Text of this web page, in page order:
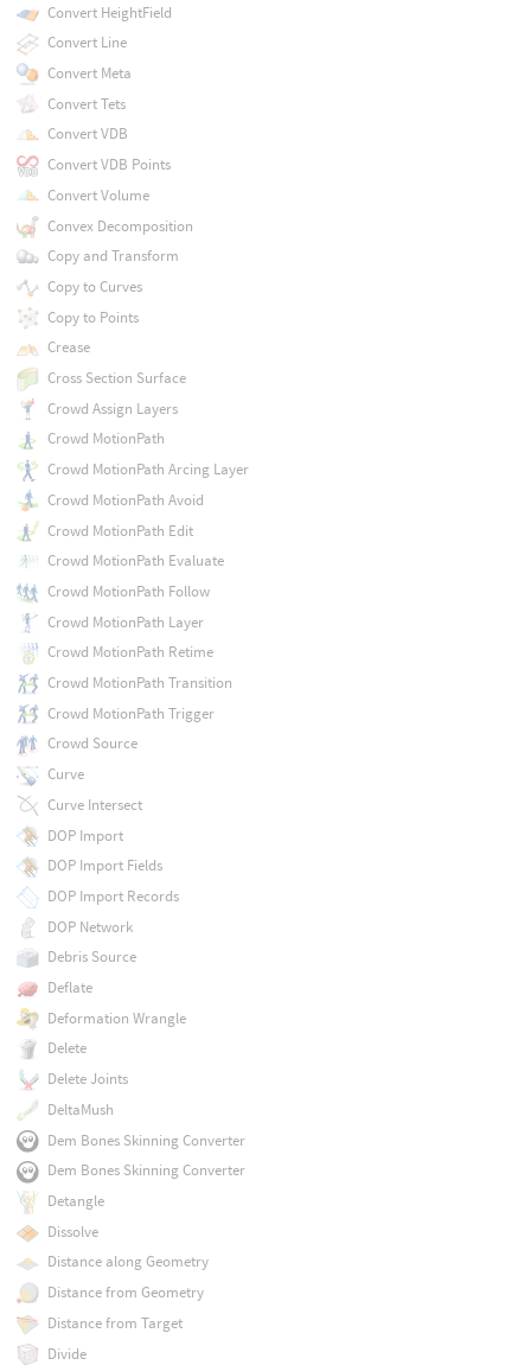
Convert HeightField
Convert Line
Convert Meta
Convert Tets
Convert VDB
Convert VDB Points
Convert Volume
Convex Decomposition
Copy and Transform
Copy to Curves
Copy to Points
Crease
Cross Section Surface
Crowd Assign Layers
Crowd MotionPath
Crowd MotionPath Arcing Layer
Crowd MotionPath Avoid
Crowd MotionPath Edit
Crowd MotionPath Evaluate
Crowd MotionPath Follow
Crowd MotionPath Layer
Crowd MotionPath Retime
Crowd MotionPath Transition
Crowd MotionPath Trigger
Crowd Source
Curve
Curve Intersect
DOP Import
DOP Import Fields
DOP Import Records
DOP Network
Debris Source
Deflate
Deformation Wrangle
Delete
Delete Joints
DeltaMush
Dem Bones Skinning Converter
Dem Bones Skinning Converter
Detangle
Dissolve
Distance along Geometry
Distance from Geometry
Distance from Target
Divide